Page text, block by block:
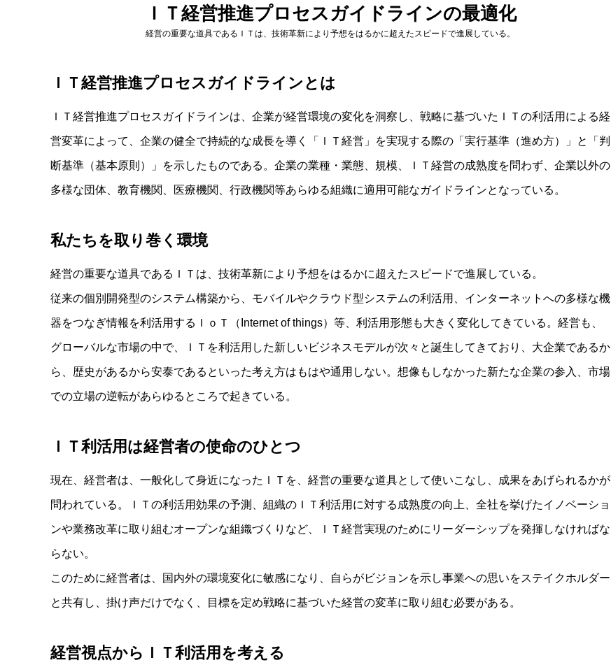
ＩＴ経営推進プロセスガイドラインの最適化
経営の重要な道具であるＩＴは、技術革新により予想をはるかに超えたスピードで進展している。
ＩＴ経営推進プロセスガイドラインとは
ＩＴ経営推進プロセスガイドラインは、企業が経営環境の変化を洞察し、戦略に基づいたＩＴの利活用による経
営変革によって、企業の健全で持続的な成長を導く「ＩＴ経営」を実現する際の「実行基準（進め方）」と「判
断基準（基本原則）」を示したものである。企業の業種・業態、規模、ＩＴ経営の成熟度を問わず、企業以外の
多様な団体、教育機関、医療機関、行政機関等あらゆる組織に適用可能なガイドラインとなっている。
私たちを取り巻く環境
経営の重要な道具であるＩＴは、技術革新により予想をはるかに超えたスピードで進展している。
従来の個別開発型のシステム構築から、モバイルやクラウド型システムの利活用、インターネットへの多様な機
器をつなぎ情報を利活用するＩｏＴ（Internet of things）等、利活用形態も大きく変化してきている。経営も、
グローバルな市場の中で、ＩＴを利活用した新しいビジネスモデルが次々と誕生してきており、大企業であるか
ら、歴史があるから安泰であるといった考え方はもはや通用しない。想像もしなかった新たな企業の参入、市場
での立場の逆転があらゆるところで起きている。
ＩＴ利活用は経営者の使命のひとつ
現在、経営者は、一般化して身近になったＩＴを、経営の重要な道具として使いこなし、成果をあげられるかが
問われている。ＩＴの利活用効果の予測、組織のＩＴ利活用に対する成熟度の向上、全社を挙げたイノベーショ
ンや業務改革に取り組むオープンな組織づくりなど、ＩＴ経営実現のためにリーダーシップを発揮しなければな
らない。
このために経営者は、国内外の環境変化に敏感になり、自らがビジョンを示し事業への思いをステイクホルダー
と共有し、掛け声だけでなく、目標を定め戦略に基づいた経営の変革に取り組む必要がある。
経営視点からＩＴ利活用を考える